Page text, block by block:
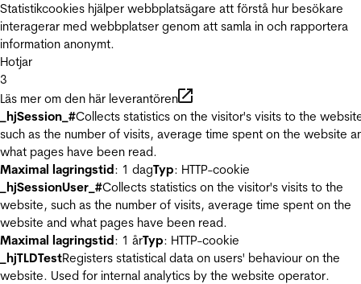
Statistikcookies hjälper webbplatsägare att förstå hur besökare
interagerar med webbplatser genom att samla in och rapportera
information anonymt.
Hotjar
3
Läs mer om den här leverantören
_hjSession_#Collects statistics on the visitor's visits to the
such as the number of visits, average time spent on the website
what pages have been read.
Maximal lagringstid: 1 dagTyp: HTTP-cookie
_hjSessionUser_#Collects statistics on the visitor's visits to the
website, such as the number of visits, average time spent on the
website and what pages have been read.
Maximal lagringstid: 1 årTyp: HTTP-cookie
_hjTLDTestRegisters statistical data on users' behaviour on the
website. Used for internal analytics by the website operator.